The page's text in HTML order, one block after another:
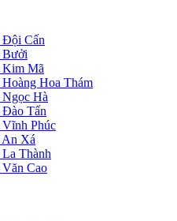
Đội Cấn
Bưởi
Kim Mã
Hoa Thám
Ngọc Hà
Đào Tấn
Vĩnh Phúc
An Xá
La Thành
Văn Cao